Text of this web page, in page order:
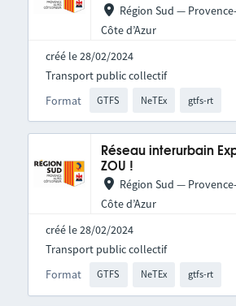
Région Sud —
Côte d’Azur
créé le 28/02/2024
Format GTFS NeTEx gtfs-rt
Transport public collectif
Réseau interurbain
ZOU !
Région Sud —
Côte d’Azur
créé le 28/02/2024
Format GTFS NeTEx gtfs-rt
Transport public collectif